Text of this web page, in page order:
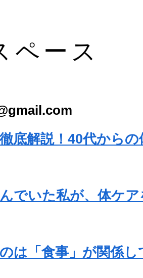
ペース
底解説！40代から
でいた私が、体ケ
は「食事」が関係
ース